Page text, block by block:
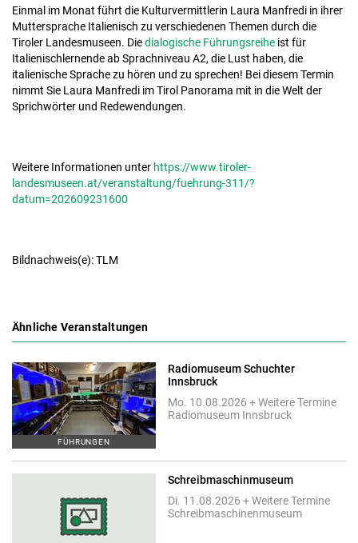
Einmal im Monat führt die Kulturvermittlerin Laura Manfredi in ihrer
Muttersprache Italienisch zu verschiedenen Themen durch die
Tiroler Landesmuseen. Diedialogische Führungsreihe ist für
Italienischlernende ab Sprachniveau A2, die Lust haben, die
italienische Sprache zu hören und zu sprechen! Bei diesem Termin
nimmt Sie Laura Manfredi im Tirol Panorama mit in die Welt der
Sprichwörter und Redewendungen.
Weitere Informationen unter https://www.tiroler-
landesmuseen.at/veranstaltung/fuehrung-311/?
datum=202609231600
Bildnachweis(e): TLM
Ähnliche Veranstaltungen
FÜHRUNGEN
Radiomuseum Schuchter
Innsbruck
Mo. 10.08.2026 + Weitere Termine
Radiomuseum Innsbruck
Schreibmaschinmuseum
Di. 11.08.2026 + Weitere Termine
Schreibmaschinenmuseum